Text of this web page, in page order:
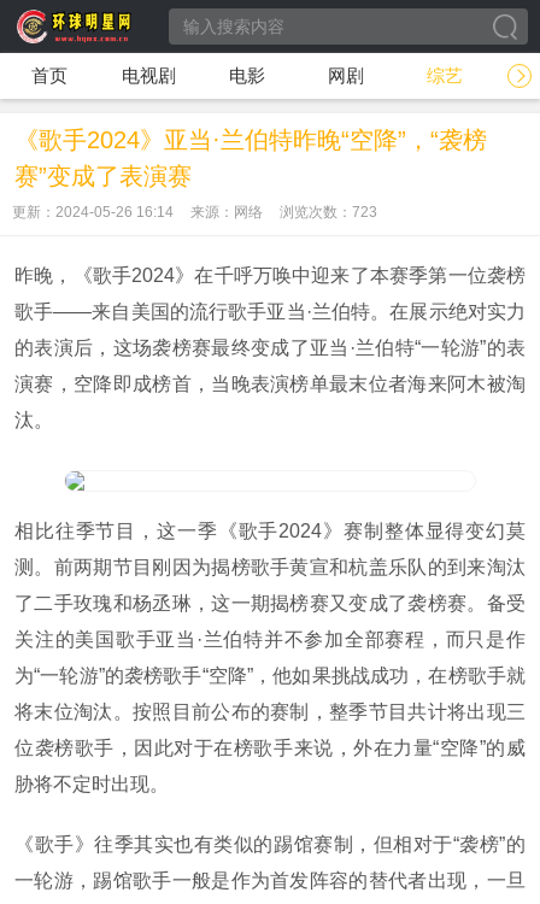
首页 电视剧 电影 网剧 综艺
《歌手2024》亚当·兰伯特昨晚“空降”，“袭榜
赛”变成了表演赛
更新：2024-05-26 16:14 来源：网络 浏览次数： 723
昨晚，《歌手2024》在千呼万唤中迎来了本赛季第一位袭榜
歌手——来自美国的流行歌手亚当·兰伯特。在展示绝对实力
的表演后，这场袭榜赛最终变成了亚当·兰伯特“一轮游”的表
演赛，空降即成榜首，当晚表演榜单最末位者海来阿木被淘
汰。
相比往季节目，这一季《歌手2024》赛制整体显得变幻莫
测。前两期节目刚因为揭榜歌手黄宣和杭盖乐队的到来淘汰
了二手玫瑰和杨丞琳，这一期揭榜赛又变成了袭榜赛。备受
关注的美国歌手亚当·兰伯特并不参加全部赛程，而只是作
为“一轮游”的袭榜歌手“空降”，他如果挑战成功，在榜歌手就
将末位淘汰。按照目前公布的赛制，整季节目共计将出现三
位袭榜歌手，因此对于在榜歌手来说，外在力量“空降”的威
胁将不定时出现。
《歌手》往季其实也有类似的踢馆赛制，但相对于“袭榜”的
一轮游，踢馆歌手一般是作为首发阵容的替代者出现，一旦